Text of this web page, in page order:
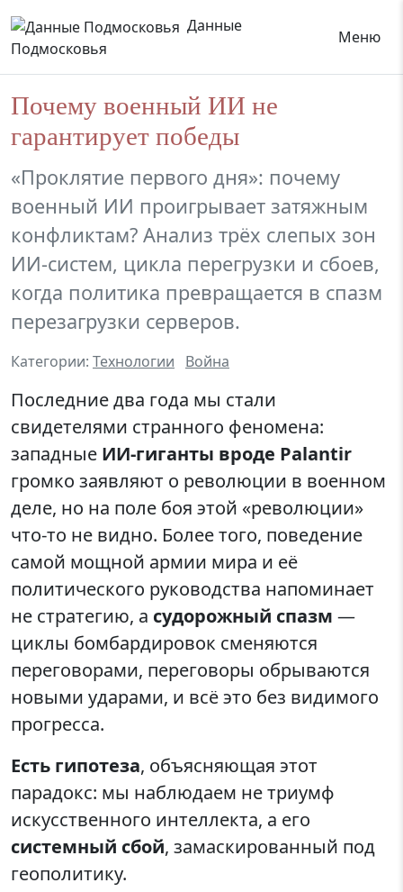
Данные
Подмосковья
Меню
Почему военный ИИ не
гарантирует победы
«Проклятие первого дня»: почему
военный ИИ проигрывает затяжным
конфликтам? Анализ трёх слепых зон
ИИ-систем, цикла перегрузки и сбоев,
когда политика превращается в спазм
перезагрузки серверов.
Категории: Технологии Война
Последние два года мы стали
свидетелями странного феномена:
западные ИИ-гиганты вроде Palantir
громко заявляют о революции в военном
деле, но на поле боя этой «революции»
что-то не видно. Более того, поведение
самой мощной армии мира и её
политического руководства напоминает
не стратегию, а судорожный спазм —
циклы бомбардировок сменяются
переговорами, переговоры обрываются
новыми ударами, и всё это без видимого
прогресса.
Есть гипотеза, объясняющая этот
парадокс: мы наблюдаем не триумф
искусственного интеллекта, а его
системный сбой, замаскированный под
геополитику.